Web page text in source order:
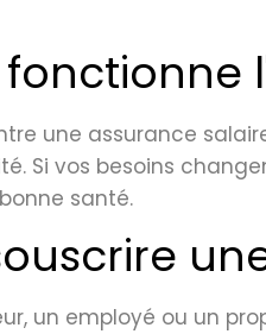
une assurance
Si vos besoins
santé.
un employé ou un